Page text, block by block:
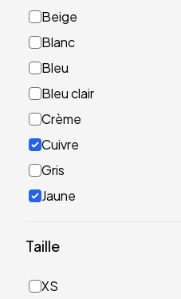
Beige
Blanc
Bleu
Bleu clair
Crème
Cuivre
Gris
Jaune
Or
Taille
XS